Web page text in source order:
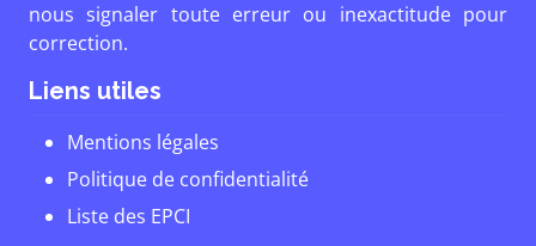
nous signaler toute erreur ou inexactitude pour
correction.
Liens utiles
Mentions légales
Politique de confidentialité
Liste des EPCI